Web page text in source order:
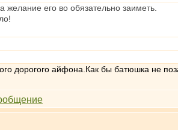
его во обязательно заиметь.
дорогого айфона.Как бы батюшка не